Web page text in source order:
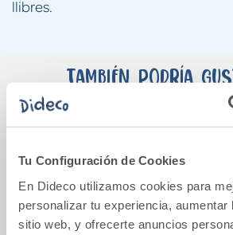
Tu Configuración de Cookies
En Dideco utilizamos cookies para
personalizar tu experiencia, aumentar
sitio web, y ofrecerte anuncios
llibres.
También podría